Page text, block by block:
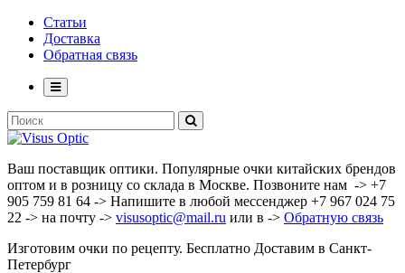
Статьи
Доставка
Обратная связь
Ваш поставщик оптики. Популярные очки китайских брендов
оптом и в розницу со склада в Москве. Позвоните нам -> +7
905 759 81 64 -> Напишите в любой мессенджер +7 967 024 75
22 -> на почту -> visusoptic@mail.ru или в -> Обратную связь
Изготовим очки по рецепту. Бесплатно Доставим в Санкт-
Петербург